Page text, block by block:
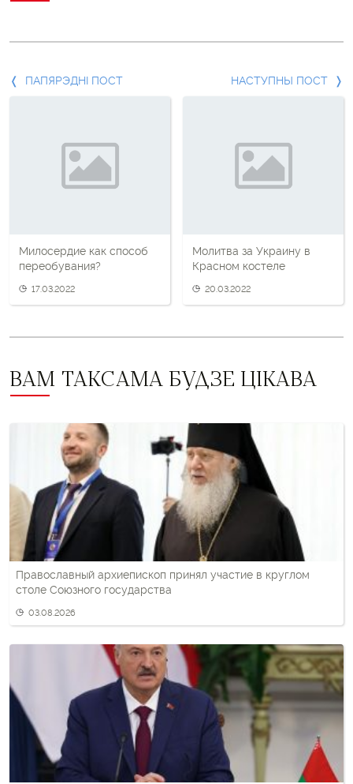
Папярэдні
наступны
ПАПЯРЭДНІ ПОСТ
Милосердие как способ
переобувания?
17.03.2022
НАСТУПНЫ ПОСТ
Молитва за Украину в
Красном костеле
20.03.2022
ВАМ ТАКСАМА БУДЗЕ ЦІКАВА
Православный архиепископ принял участие в круглом
столе Союзного государства
03.08.2026